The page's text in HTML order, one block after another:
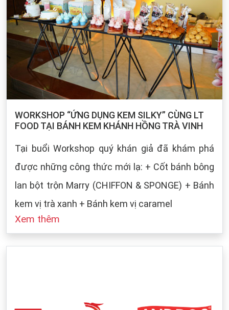
WORKSHOP “ỨNG DỤNG KEM SILKY” CÙNG LT
FOOD TẠI BÁNH KEM KHÁNH HỒNG TRÀ VINH
Tại buổi Workshop quý khán giả đã khám phá
được những công thức mới lạ: + Cốt bánh bông
lan bột trộn Marry (CHIFFON & SPONGE) + Bánh
kem vị trà xanh + Bánh kem vị caramel
Xem thêm